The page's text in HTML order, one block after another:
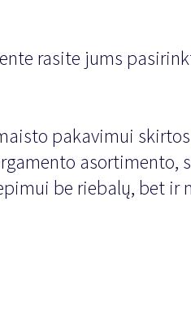
rasite jums
pakavimui
asortimento,
be riebalų, bet